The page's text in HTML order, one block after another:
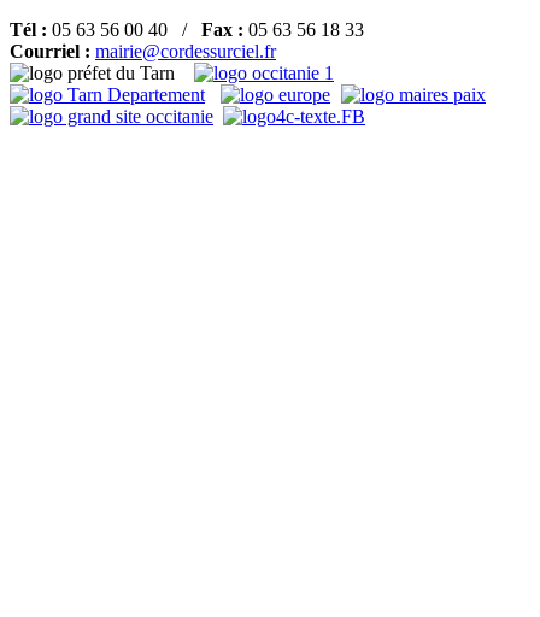
Tél : 05 63 56 00 40 / Fax : 05 63 56 18 33
Courriel : mairie@cordessurciel.fr